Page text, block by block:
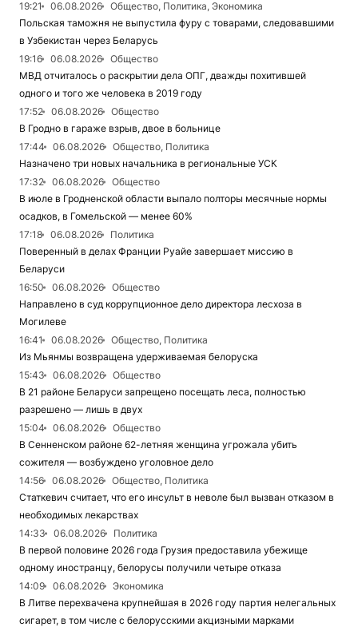
19:21
06.08.2026
Общество, Политика, Экономика
Польская таможня не выпустила фуру с товарами, следовавшими
в Узбекистан через Беларусь
19:16
06.08.2026
Общество
МВД отчиталось о раскрытии дела ОПГ, дважды похитившей
одного и того же человека в 2019 году
17:52
06.08.2026
Общество
В Гродно в гараже взрыв, двое в больнице
17:44
06.08.2026
Общество, Политика
Назначено три новых начальника в региональные УСК
17:32
06.08.2026
Общество
В июле в Гродненской области выпало полторы месячные нормы
осадков, в Гомельской — менее 60%
17:18
06.08.2026
Политика
Поверенный в делах Франции Руайе завершает миссию в
Беларуси
16:50
06.08.2026
Общество
Направлено в суд коррупционное дело директора лесхоза в
Могилеве
16:41
06.08.2026
Общество, Политика
Из Мьянмы возвращена удерживаемая белоруска
15:43
06.08.2026
Общество
В 21 районе Беларуси запрещено посещать леса, полностью
разрешено — лишь в двух
15:04
06.08.2026
Общество
В Сенненском районе 62-летняя женщина угрожала убить
сожителя — возбуждено уголовное дело
14:56
06.08.2026
Общество, Политика
Статкевич считает, что его инсульт в неволе был вызван отказом в
необходимых лекарствах
14:33
06.08.2026
Политика
В первой половине 2026 года Грузия предоставила убежище
одному иностранцу, белорусы получили четыре отказа
14:09
06.08.2026
Экономика
В Литве перехвачена крупнейшая в 2026 году партия нелегальных
сигарет, в том числе с белорусскими акцизными марками